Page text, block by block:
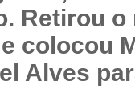
Retirou
colocou
Alves